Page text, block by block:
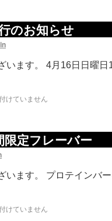
のお知らせ
います。 4月16日日曜
けていません
定フレーバー
います。 プロテインバ
けていません